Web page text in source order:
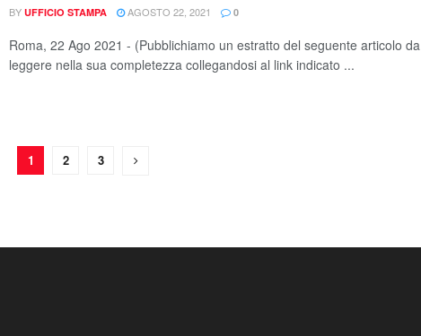
BY UFFICIO STAMPA AGOSTO 22, 2021 0
Roma, 22 Ago 2021 - (Pubblichiamo un estratto del seguente articolo da
leggere nella sua completezza collegandosi al link indicato ...
1 2 3